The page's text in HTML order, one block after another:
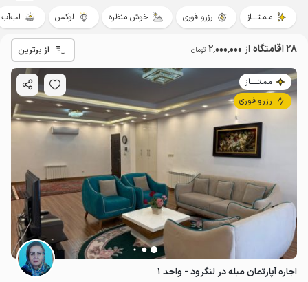
مـمـتــــاز رزرو فوری خوش منظره لوکس لب‌آب
28 اقامتگاه از 2٬000٬000 تومان از برترین
مـمـتــــــاز
رزرو فوری
اجاره آپارتمان مبله در لنگرود - واحد ۱